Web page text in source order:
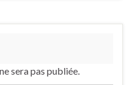
sera pas publiée.